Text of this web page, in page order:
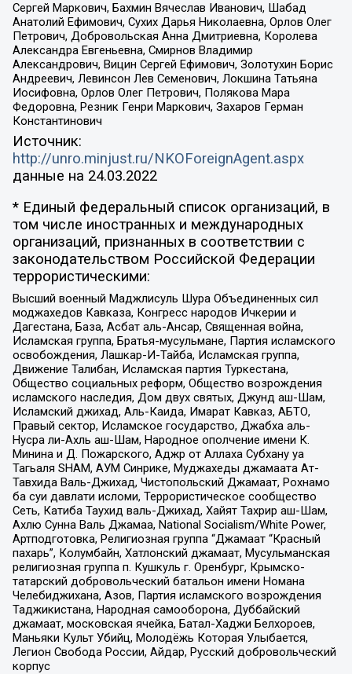
Сергей Маркович, Бахмин Вячеслав Иванович, Шабад
Анатолий Ефимович, Сухих Дарья Николаевна, Орлов Олег
Петрович, Добровольская Анна Дмитриевна, Королева
Александра Евгеньевна, Смирнов Владимир
Александрович, Вицин Сергей Ефимович, Золотухин Борис
Андреевич, Левинсон Лев Семенович, Локшина Татьяна
Иосифовна, Орлов Олег Петрович, Полякова Мара
Федоровна, Резник Генри Маркович, Захаров Герман
Константинович
Источник:
http://unro.minjust.ru/NKOForeignAgent.aspx
данные на 24.03.2022
* Единый федеральный список организаций, в
том числе иностранных и международных
организаций, признанных в соответствии с
законодательством Российской Федерации
террористическими:
Высший военный Маджлисуль Шура Объединенных сил
моджахедов Кавказа, Конгресс народов Ичкерии и
Дагестана, База, Асбат аль-Ансар, Священная война,
Исламская группа, Братья-мусульмане, Партия исламского
освобождения, Лашкар-И-Тайба, Исламская группа,
Движение Талибан, Исламская партия Туркестана,
Общество социальных реформ, Общество возрождения
исламского наследия, Дом двух святых, Джунд аш-Шам,
Исламский джихад, Аль-Каида, Имарат Кавказ, АБТО,
Правый сектор, Исламское государство, Джабха аль-
Нусра ли-Ахль аш-Шам, Народное ополчение имени К.
Минина и Д. Пожарского, Аджр от Аллаха Субхану уа
Тагьаля SHAM, АУМ Синрике, Муджахеды джамаата Ат-
Тавхида Валь-Джихад, Чистопольский Джамаат, Рохнамо
ба суи давлати исломи, Террористическое сообщество
Сеть, Катиба Таухид валь-Джихад, Хайят Тахрир аш-Шам,
Ахлю Сунна Валь Джамаа, National Socialism/White Power,
Артподготовка, Религиозная группа “Джамаат “Красный
пахарь”, Колумбайн, Хатлонский джамаат, Мусульманская
религиозная группа п. Кушкуль г. Оренбург, Крымско-
татарский добровольческий батальон имени Номана
Челебиджихана, Азов, Партия исламского возрождения
Таджикистана, Народная самооборона, Дуббайский
джамаат, московская ячейка, Батал-Хаджи Белхороев,
Маньяки Культ Убийц, Молодёжь Которая Улыбается,
Легион Свобода России, Айдар, Русский добровольческий
корпус